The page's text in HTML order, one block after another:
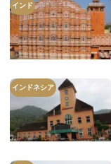
インド
インドネシア